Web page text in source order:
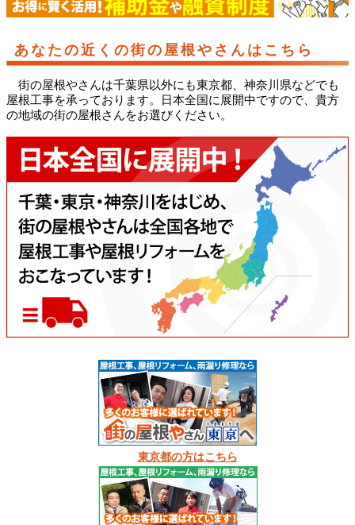
あなたの近くの街の屋根やさんはこちら
街の屋根やさんは千葉県以外にも東京都、神奈川県などでも
屋根工事を承っております。日本全国に展開中ですので、貴方
の地域の街の屋根さんをお選びください。
東京都の方はこちら